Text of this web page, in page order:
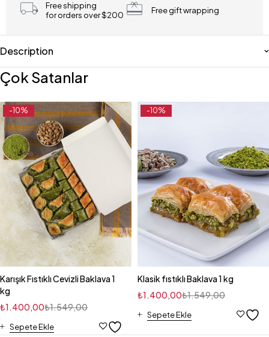
Free shipping
for orders over $200
Free gift wrapping
Description
Çok Satanlar
-10%
Karışık Fıstıklı Cevizli Baklava 1
kg
₺1.549,00
₺1.400,00
Sepete Ekle
-10%
Klasik fıstıklı Baklava 1 kg
₺1.549,00
₺1.400,00
Sepete Ekle